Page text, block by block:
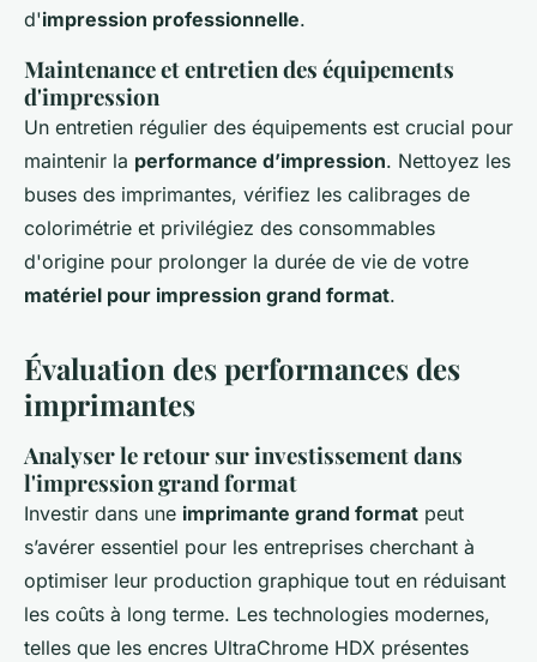
d'impression professionnelle.
Maintenance et entretien des équipements
d'impression
Un entretien régulier des équipements est crucial pour
maintenir la performance d’impression. Nettoyez les
buses des imprimantes, vérifiez les calibrages de
colorimétrie et privilégiez des consommables
d'origine pour prolonger la durée de vie de votre
matériel pour impression grand format.
Évaluation des performances des
imprimantes
Analyser le retour sur investissement dans
l'impression grand format
Investir dans une imprimante grand format peut
s’avérer essentiel pour les entreprises cherchant à
optimiser leur production graphique tout en réduisant
les coûts à long terme. Les technologies modernes,
telles que les encres UltraChrome HDX présentes